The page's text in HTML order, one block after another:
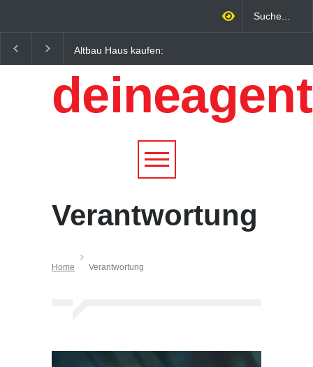
Altbau Haus kaufen:
Unterschiede zwischen
Süddeutschland und
Österreich einfach erklärt
Wirtschaftsfaktor: Wie
Qualitätstourismus
profitieren
Verantwortung
Home Verantwortung